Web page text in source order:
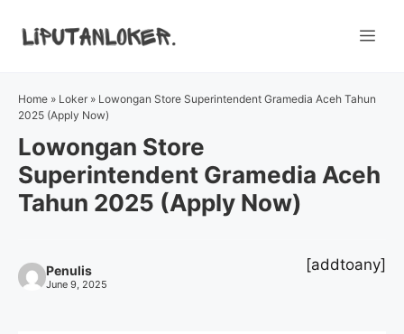
Home » Loker » Lowongan Store Superintendent Gramedia Aceh Tahun
2025 (Apply Now)
Lowongan Store
Superintendent Gramedia Aceh
Tahun 2025 (Apply Now)
Penulis
June 9, 2025
[addtoany]